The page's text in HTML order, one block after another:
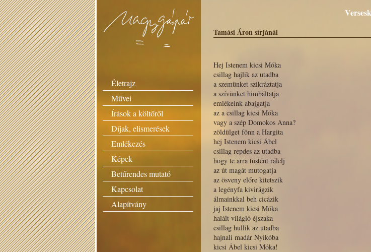
Életrajz
Művei
Írások a költőről
Díjak, elismerések
Emlékezés
Képek
Betűrendes mutató
Kapcsolat
Alapítvány
Tamási Áron sírjánál
Hej Istenem kicsi Móka
csillag hajlik az utadba
a szemünket szikráztatja
a szívünket himbáltatja
emlékeink abajgatja
az a csillag kicsi Móka
vagy a szép Domokos Anna?
zöldülget fönn a Hargita
hej Istenem kicsi Ábel
csillag repdes az utadba
hogy te arra tüstént rálelj
az út magát mutogatja
az ösveny előre kitetszik
a legényfa kivirágzik
álmainkkal beh cicázik
jaj Istenem kicsi Móka
halált világló éjszaka
csillag hullik az utadba
hajnali madár Nyikóba
kicsi Ábel kicsi Móka!